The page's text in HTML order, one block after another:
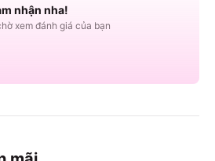
nhận nha!
xem đánh giá của bạn